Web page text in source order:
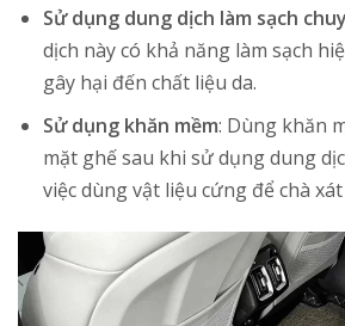
Sử dụng dung dịch làm sạch
dịch này có khả năng làm sạch
gây hại đến chất liệu da.
Sử dụng khăn mềm: Dùng khăn
mặt ghế sau khi sử dụng dung
việc dùng vật liệu cứng để chà